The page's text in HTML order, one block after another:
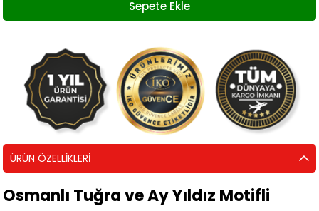
ÜRÜN ÖZELLIKLERI
Osmanlı Tuğra ve Ay Yıldız Motifli